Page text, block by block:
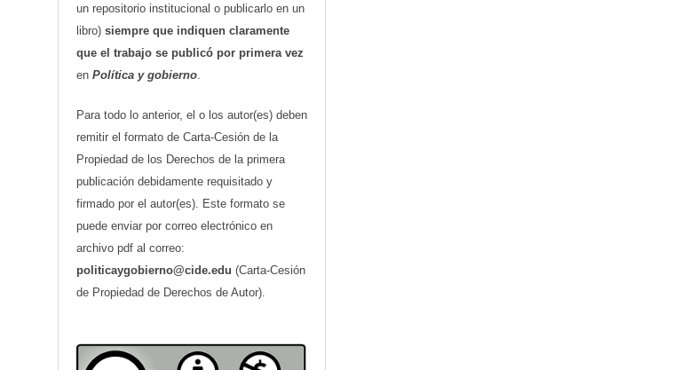
un repositorio institucional o publicarlo en un
libro) siempre que indiquen claramente
que el trabajo se publicó por primera vez
en Política y gobierno
Para todo lo anterior, el o los autor(es) deben
remitir el formato de Carta-Cesión de la
Propiedad de los Derechos de la primera
publicación debidamente requisitado y
firmado por el autor(es). Este formato se
puede enviar por correo electrónico en
archivo pdf al correo:
politicaygobierno@cide.edu (Carta-Cesión
de Propiedad de Derechos de Autor).